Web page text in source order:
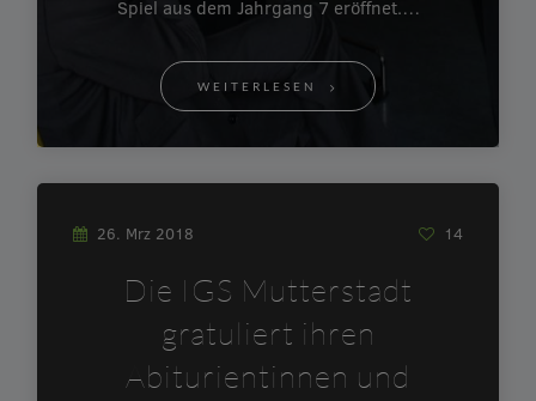
Spiel aus dem Jahrgang 7 eröffnet.…
WEITERLESEN
26. Mrz 2018 14
Die IGS Mutterstadt
gratuliert ihren
Abiturientinnen und